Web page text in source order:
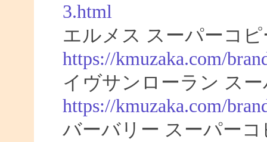
3.html
エルメス スーパーコピ
https://kmuzaka.com/
イヴサンローラン ス
https://kmuzaka.com/
バーバリー スーパーコ